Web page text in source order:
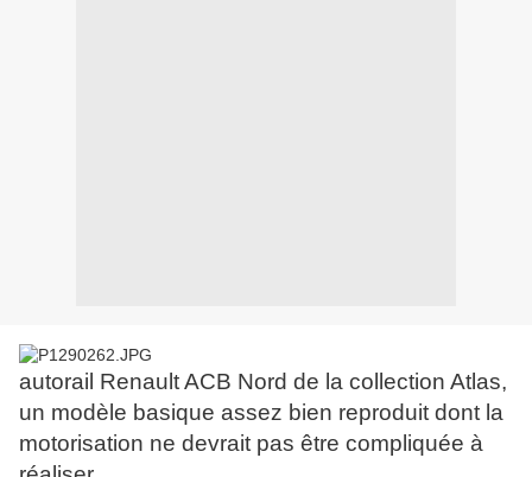
autorail Renault ACB Nord de la collection Atlas,
un modèle basique assez bien reproduit dont la
motorisation ne devrait pas être compliquée à